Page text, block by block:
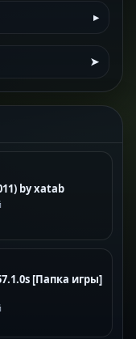
▸
➤
by xatab
[Папка игры]